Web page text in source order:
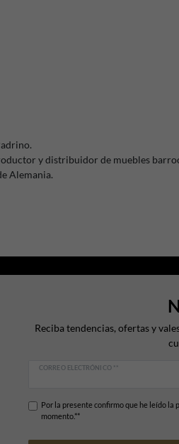
y distribuidor de muebles
Alemania.
Reciba tendencias, ofertas y
CORREO ELECTRÓNICO **
Por la presente confirmo que he leído
momento.**